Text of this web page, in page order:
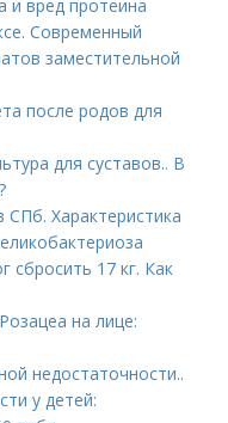
и вред протеина
Современный
заместительной
после родов для
для суставов.. В
СПб. Характеристика
17 кг. Как
на лице:
недостаточности..
у детей: